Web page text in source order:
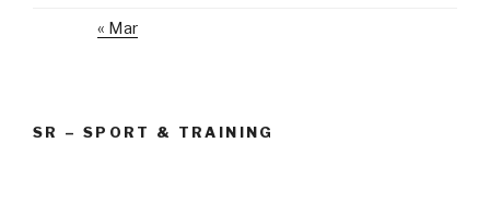
« Mar
SR – SPORT & TRAINING